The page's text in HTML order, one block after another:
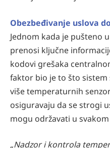
Obezbeđivanje uslova
Jednom kada je pušteno
prenosi ključne
kodovi grešaka
faktor bio je to što
više temperaturnih
osiguravaju da se strogi
mogu održavati u
„Nadzor i kontrola